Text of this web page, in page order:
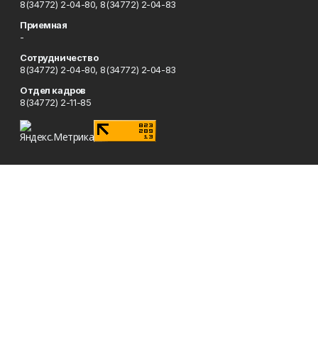
8(34772) 2-04-80, 8(34772) 2-04-83
Приемная
-
Сотрудничество
8(34772) 2-04-80, 8(34772) 2-04-83
Отдел кадров
8(34772) 2-11-85